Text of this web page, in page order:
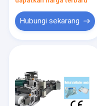
Tentang kita
Hubungi sekarang